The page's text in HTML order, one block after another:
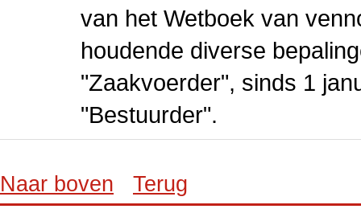
van het Wetboek van
houdende diverse
"Zaakvoerder", sinds 1
"Bestuurder".
Naar boven Terug